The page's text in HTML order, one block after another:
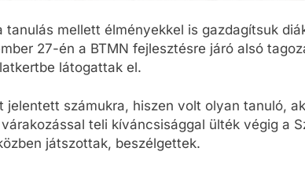
mellett élményekkel is gazdagítsuk
27-én a BTMN fejlesztésre járó alsó
látogattak el.
jelentett számukra, hiszen volt olyan tanuló,
teli kíváncsisággal ülték végig a
játszottak, beszélgettek.